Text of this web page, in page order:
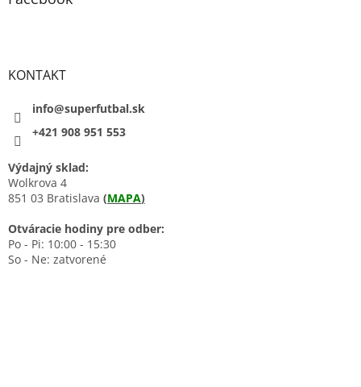
KONTAKT
info@superfutbal.sk
+421 908 951 553
Výdajný sklad:
Wolkrova 4
851 03 Bratislava (MAPA)
Otváracie hodiny pre odber:
Po - Pi: 10:00 - 15:30
So - Ne: zatvorené